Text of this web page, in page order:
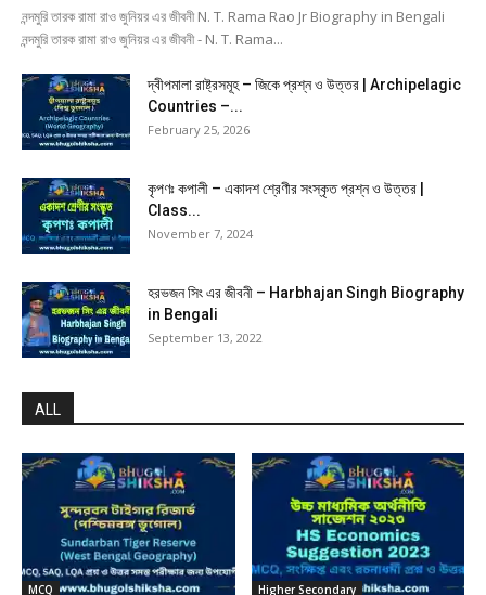
নন্দমুরি তারক রামা রাও জুনিয়র এর জীবনী N. T. Rama Rao Jr Biography in Bengali
নন্দমুরি তারক রামা রাও জুনিয়র এর জীবনী - N. T. Rama...
দ্বীপমালা রাষ্ট্রসমূহ – জিকে প্রশ্ন ও উত্তর | Archipelagic
Countries –...
February 25, 2026
কৃপণঃ কপালী – একাদশ শ্রেণীর সংস্কৃত প্রশ্ন ও উত্তর |
Class...
November 7, 2024
হরভজন সিং এর জীবনী – Harbhajan Singh Biography
in Bengali
September 13, 2022
ALL
MCQ Higher Secondary